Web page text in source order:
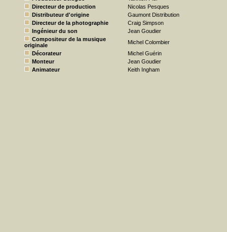
Directeur de production
Nicolas Pesques
Distributeur d'origine
Gaumont Distribution
Directeur de la photographie
Craig Simpson
Ingénieur du son
Jean Goudier
Compositeur de la musique
originale
Michel Colombier
Décorateur
Michel Guérin
Monteur
Jean Goudier
Animateur
Keith Ingham